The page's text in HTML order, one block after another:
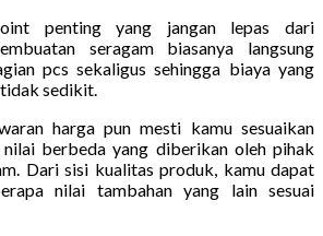
penting yang jangan lepas dari
seragam biasanya langsung
pcs sekaligus sehingga biaya yang
sedikit.
harga pun mesti kamu sesuaikan
berbeda yang diberikan oleh pihak
Dari sisi kualitas produk, kamu dapat
nilai tambahan yang lain sesuai